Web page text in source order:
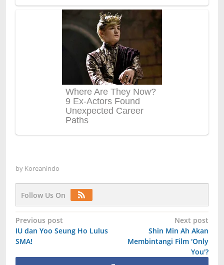
by Koreanindo
Follow Us On
Post
navigation
Previous post
IU dan Yoo Seung Ho Lulus
SMA!
Next post
Shin Min Ah Akan
Membintangi Film 'Only
You'?